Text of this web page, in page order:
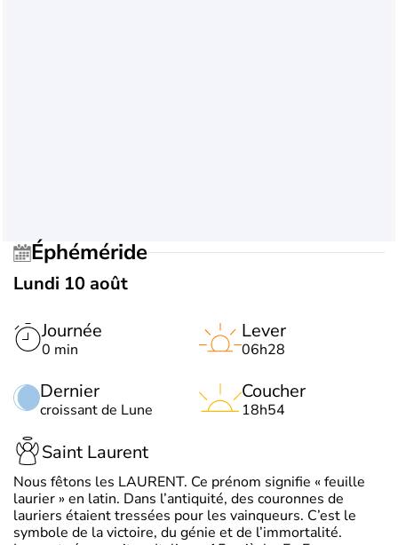
Éphéméride
Lundi 10 août
Journée
0 min
Dernier
croissant de Lune
Lever
06h28
Coucher
18h54
Saint Laurent
Nous fêtons les LAURENT. Ce prénom signifie « feuille
laurier » en latin. Dans l’antiquité, des couronnes de
lauriers étaient tressées pour les vainqueurs. C’est le
symbole de la victoire, du génie et de l’immortalité.